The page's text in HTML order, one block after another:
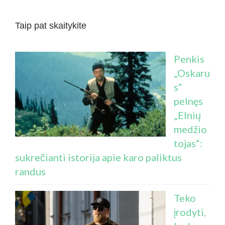
Taip pat skaitykite
Penkis
„Oskaru
s“
pelnęs
„Elnių
medžio
tojas“:
sukrečianti istorija apie karo paliktus
randus
Teko
įrodyti,